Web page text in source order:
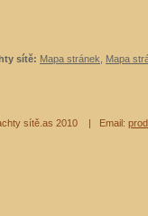
sítě: Mapa stránek Mapa
sítě.as 2010 | Email: